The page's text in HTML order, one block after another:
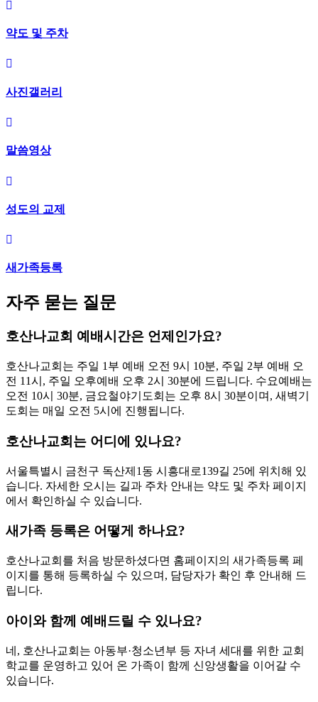
약도 및 주차
사진갤러리
말씀영상
성도의 교제
새가족등록
자주 묻는 질문
호산나교회 예배시간은 언제인가요?
호산나교회는 주일 1부 예배 오전 9시 10분, 주일 2부 예배 오
전 11시, 주일 오후예배 오후 2시 30분에 드립니다. 수요예배는
오전 10시 30분, 금요철야기도회는 오후 8시 30분이며, 새벽기
도회는 매일 오전 5시에 진행됩니다.
호산나교회는 어디에 있나요?
서울특별시 금천구 독산제1동 시흥대로139길 25에 위치해 있
습니다. 자세한 오시는 길과 주차 안내는 약도 및 주차 페이지
에서 확인하실 수 있습니다.
새가족 등록은 어떻게 하나요?
호산나교회를 처음 방문하셨다면 홈페이지의 새가족등록 페
이지를 통해 등록하실 수 있으며, 담당자가 확인 후 안내해 드
립니다.
아이와 함께 예배드릴 수 있나요?
네, 호산나교회는 아동부·청소년부 등 자녀 세대를 위한 교회
학교를 운영하고 있어 온 가족이 함께 신앙생활을 이어갈 수
있습니다.